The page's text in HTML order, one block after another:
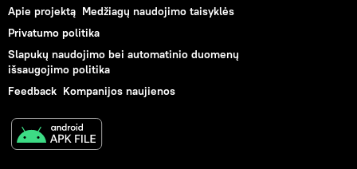
Apie projektą Medžiagų naudojimo taisyklės
Privatumo politika
Slapukų naudojimo bei automatinio duomenų
išsaugojimo politika
Feedback Kompanijos naujienos